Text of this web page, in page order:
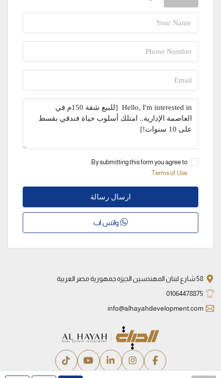
By submitting this form you agree to:
Terms of Use
ارسال رسالة
واتس اب
58 شارع لبنان المهندسين الجيزه جمهورية مصر العربية
01064478875
info@alhayahdevelopment.com